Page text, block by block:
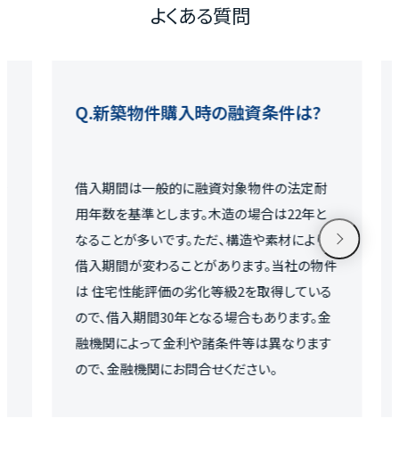
よくある質問
の融資条件は?
資対象物件の法定耐
木造の場合は22年と
だ、構造や素材により
あります。当社の物件
等級2を取得している
る場合もあります。金
条件等は異なります
せください。
新築木造アパート購入
物件価格以外に、登記費用、仲
産取得税、火災保険料が必要です
からの直接購入の場合、仲介手
3%+6万円)は不要です。